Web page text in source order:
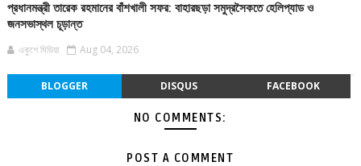
প্রধানমন্ত্রী তারেক রহমানের বাঁশখালী সফর: বাহারছড়া সমুদ্রসৈকতে হেলিপ্যাড ও
জনসভাস্থল চূড়ান্ত
একুশে মিডিয়া Aug 04, 2026
BLOGGER DISQUS FACEBOOK
NO COMMENTS:
POST A COMMENT